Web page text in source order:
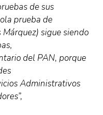
de sus
prueba de
sigue siendo
del PAN, porque
Administrativos